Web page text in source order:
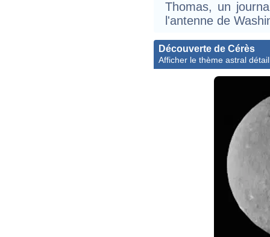
Thomas, un
l'antenne de
Découverte de Cérès
Afficher le thème astral